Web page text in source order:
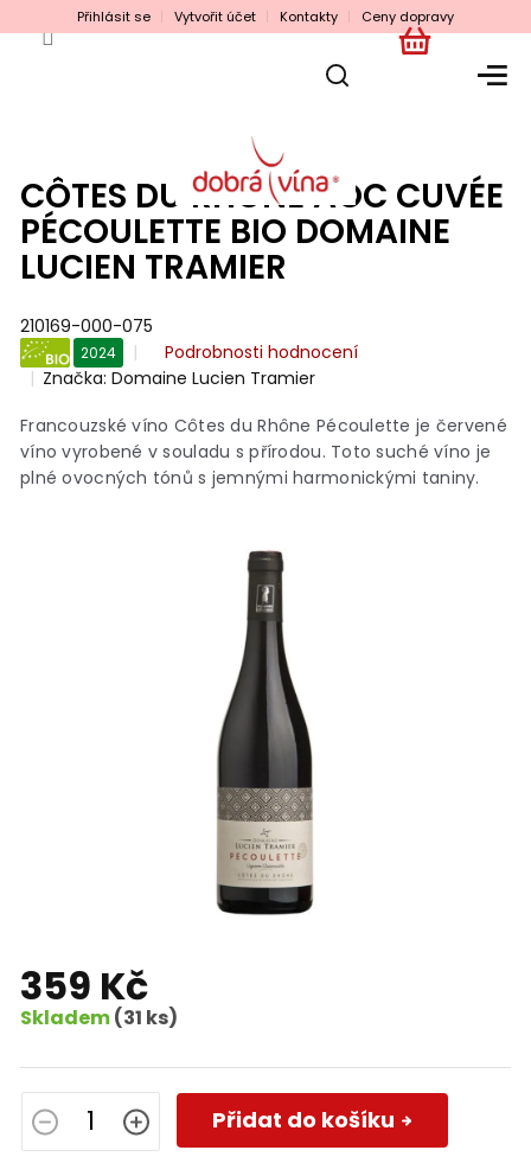
na
Přihlásit se Vytvořit účet Kontakty Ceny dopravy
NÁKUPNÍ
CÔTES DU RHÔNE AOC CUVÉE
PÉCOULETTE BIO DOMAINE
LUCIEN TRAMIER
210169-000-075
BIO
2024
Průměrné
hodnocení
je
z
5
Podrobnosti hodnocení
Značka:Domaine Lucien Tramier
Francouzské víno Côtes du Rhône Pécoulette je červené
víno vyrobené v souladu s přírodou. Toto suché víno je
plné ovocných tónů s jemnými harmonickými taniny.
359 Kč
Skladem(31 ks)
Měrná
cena:
Přidat do košíku